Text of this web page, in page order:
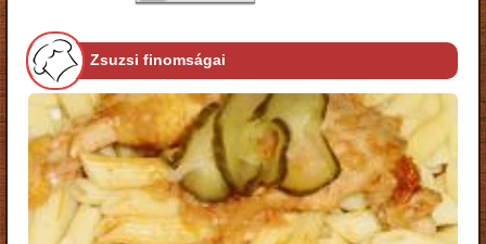
Zsuzsi finomságai